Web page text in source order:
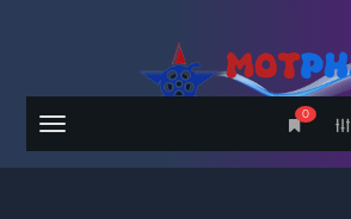
Menu
0